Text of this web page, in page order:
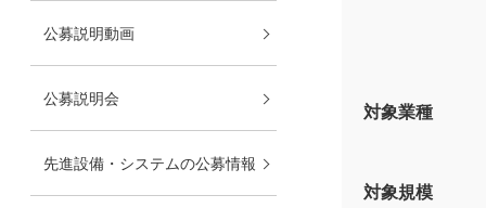
公募説明動画
公募説明会
先進設備・システムの公募情報
対象業種
対象規模